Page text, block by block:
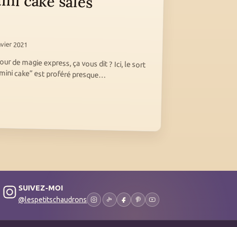
2021
de magie express, ça vous dit ? Ici, le sort
cake” est proféré presque…
SUIVEZ-MOI
@lespetitschaudrons